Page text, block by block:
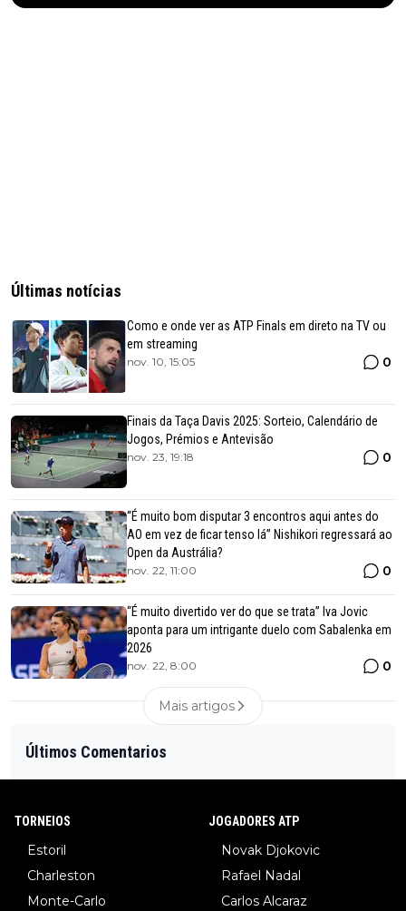
Últimas notícias
Como e onde ver as ATP Finals em direto na TV ou
em streaming
nov. 10, 15:05 0
Finais da Taça Davis 2025: Sorteio, Calendário de
Jogos, Prémios e Antevisão
nov. 23, 19:18 0
“É muito bom disputar 3 encontros aqui antes do
AO em vez de ficar tenso lá” Nishikori regressará ao
Open da Austrália?
nov. 22, 11:00 0
“É muito divertido ver do que se trata” Iva Jovic
aponta para um intrigante duelo com Sabalenka em
2026
nov. 22, 8:00 0
Mais artigos
Últimos Comentarios
TORNEIOS
Estoril
Charleston
Monte-Carlo
JOGADORES ATP
Novak Djokovic
Rafael Nadal
Carlos Alcaraz